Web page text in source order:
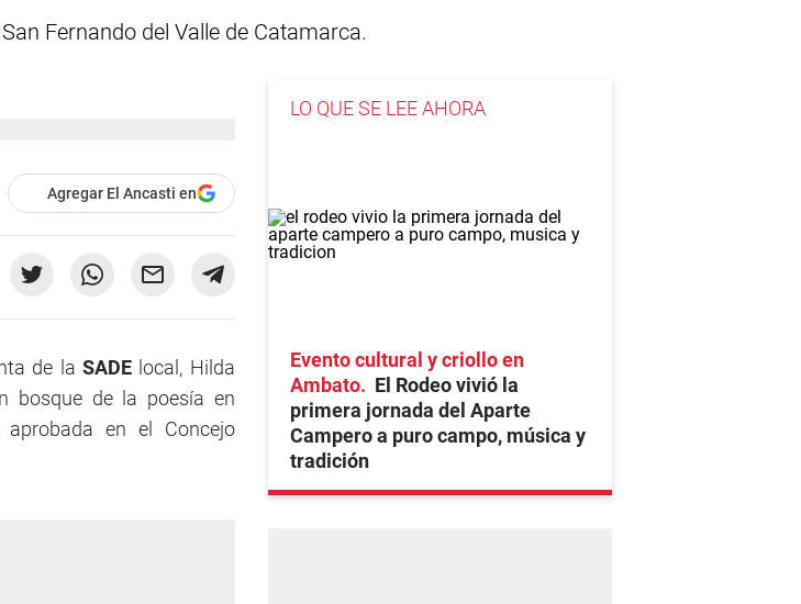
Fernando del Valle de Catamarca.
Agregar El Ancasti en
de la SADElocal, Hilda
bosque de la poesía en
en el Concejo
LO QUE SE LEE AHORA
Evento cultural y criollo en
Ambato
El Rodeo vivió la
primera jornada del Aparte
Campero a puro campo, música y
tradición